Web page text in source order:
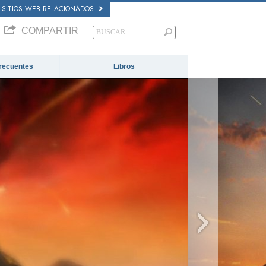
SITIOS WEB RELACIONADOS
COMPARTIR
Libros